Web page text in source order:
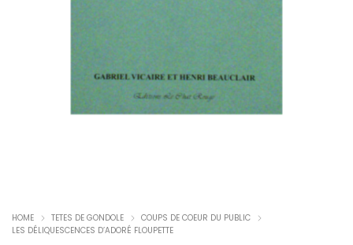
HOME TETES DE GONDOLE
COUPS DE COEUR DU PUBLIC
LES DÉLIQUESCENCES D’ADORÉ FLOUPETTE